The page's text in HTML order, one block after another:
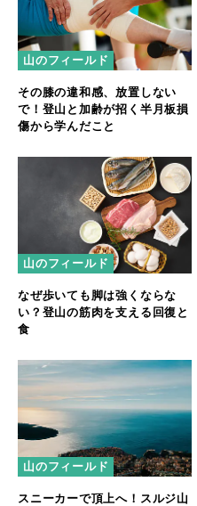
山のフィールド
その膝の違和感、放置しない
で！登山と加齢が招く半月板損
傷から学んだこと
山のフィールド
なぜ歩いても脚は強くならな
い？登山の筋肉を支える回復と
食
山のフィールド
スニーカーで頂上へ！スルジ山